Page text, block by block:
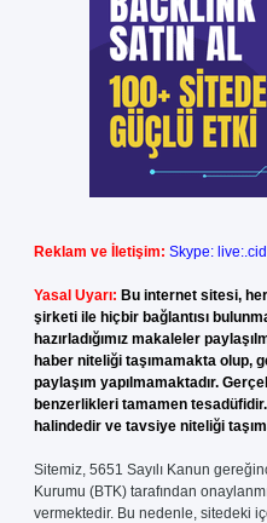
Reklam ve İletişim: Skype:
Yasal Uyarı: Bu internet sitesi,
şirketi ile hiçbir bağlantısı
hazırladığımız makaleler
haber niteliği taşımamakta olup,
paylaşım yapılmamaktadır.
benzerlikleri tamamen
halindedir ve tavsiye niteliği
Sitemiz, 5651 Sayılı Kanun
Kurumu (BTK) tarafından
vermektedir. Bu nedenle, sitedeki